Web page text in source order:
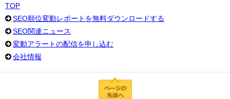
TOP
SEO順位変動レポートを無料ダウンロードする
SEO関連ニュース
変動アラートの配信を申し込む
会社情報